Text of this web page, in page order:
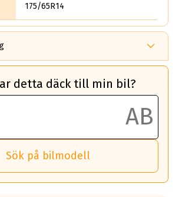
175/65R14
från klass A
ha 6,5% bättre
än ett klass G däck.
man kör 10,000 km,
liter bränsle med ett
detta däck till min bil?
Sök på bilmodell